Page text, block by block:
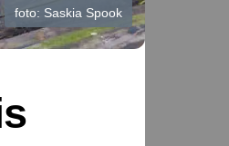
foto: Saskia Spook